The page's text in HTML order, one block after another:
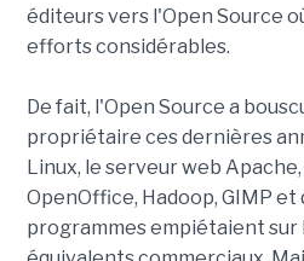
éditeurs vers l'Open Source
efforts considérables.
De fait, l'Open Source a
propriétaire ces dernières
Linux, le serveur web
OpenOffice, Hadoop, GIMP
programmes empiétaient sur